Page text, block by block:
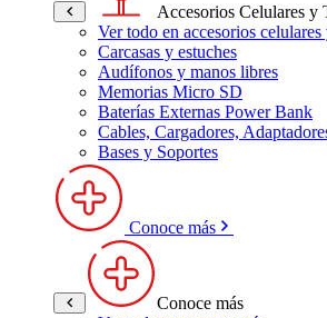
Accesorios Celulares y
Ver todo en accesorios celulares
Carcasas y estuches
Audífonos y manos libres
Memorias Micro SD
Baterías Externas Power Bank
Cables, Cargadores,
Bases y Soportes
Conoce más
Conoce más